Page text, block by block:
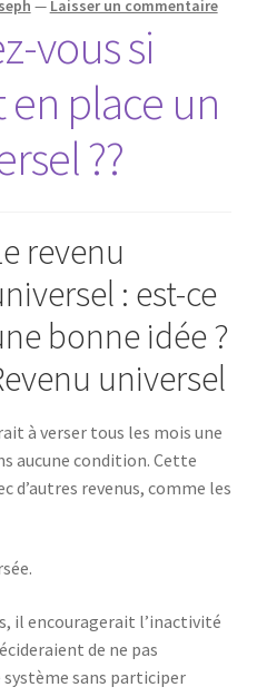
— Laisser un commentaire
vous si
en place un
??
revenu
: est-ce
bonne idée ?
universel
à verser tous les mois une
aucune condition. Cette
d’autres revenus, comme les
il encouragerait l’inactivité
de ne pas
sans participer